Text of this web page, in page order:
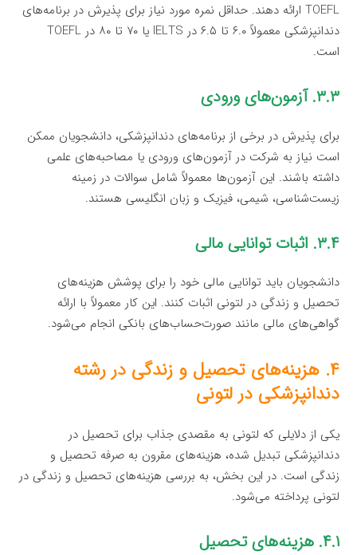
TOEFL ارائه دهند. حداقل نمره مورد نیاز برای پذیرش در برنامه‌های
دندانپزشکی معمولاً ۶.۰ تا ۶.۵ در IELTS یا ۷۰ تا ۸۰ در TOEFL
است.
۳.۳. آزمون‌های ورودی
برای پذیرش در برخی از برنامه‌های دندانپزشکی، دانشجویان ممکن
است نیاز به شرکت در آزمون‌های ورودی یا مصاحبه‌های علمی
داشته باشند. این آزمون‌ها معمولاً شامل سوالات در زمینه
زیست‌شناسی، شیمی، فیزیک و زبان انگلیسی هستند.
۳.۴. اثبات توانایی مالی
دانشجویان باید توانایی مالی خود را برای پوشش هزینه‌های
تحصیل و زندگی در لتونی اثبات کنند. این کار معمولاً با ارائه
گواهی‌های مالی مانند صورت‌حساب‌های بانکی انجام می‌شود.
۴. هزینه‌های تحصیل و زندگی در رشته
دندانپزشکی در لتونی
یکی از دلایلی که لتونی به مقصدی جذاب برای تحصیل در
دندانپزشکی تبدیل شده، هزینه‌های مقرون به صرفه تحصیل و
زندگی است. در این بخش، به بررسی هزینه‌های تحصیل و زندگی در
لتونی پرداخته می‌شود.
۴.۱. هزینه‌های تحصیل